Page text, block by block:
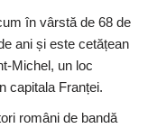
în vârstă de 68 de
ani și este cetățean
Michel, un loc
capitala Franței.
români de bandă